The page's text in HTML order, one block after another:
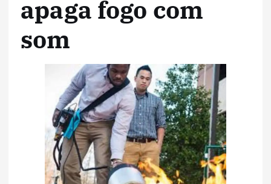
apaga fogo com
som